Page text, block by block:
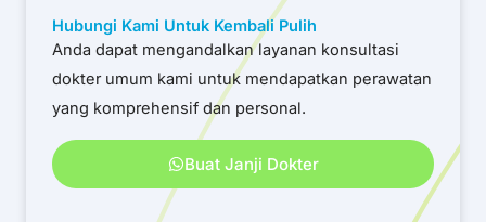
Hubungi Kami Untuk Kembali Pulih
Anda dapat mengandalkan layanan konsultasi
dokter umum kami untuk mendapatkan perawatan
yang komprehensif dan personal.
Buat Janji Dokter